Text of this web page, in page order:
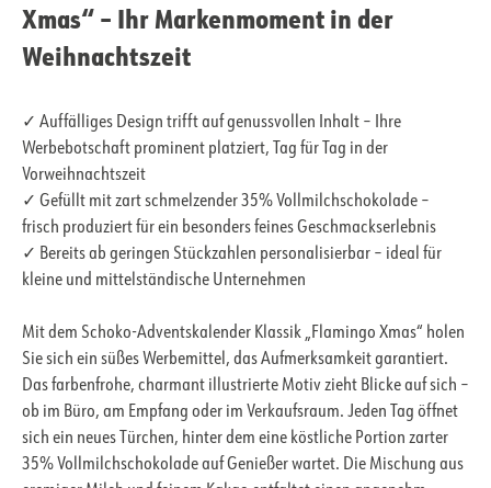
Xmas“ – Ihr Markenmoment in der
Weihnachtszeit
✓ Auffälliges Design trifft auf genussvollen Inhalt – Ihre
Werbebotschaft prominent platziert, Tag für Tag in der
Vorweihnachtszeit
✓ Gefüllt mit zart schmelzender 35% Vollmilchschokolade –
frisch produziert für ein besonders feines Geschmackserlebnis
✓ Bereits ab geringen Stückzahlen personalisierbar – ideal für
kleine und mittelständische Unternehmen
Mit dem Schoko-Adventskalender Klassik „Flamingo Xmas“ holen
Sie sich ein süßes Werbemittel, das Aufmerksamkeit garantiert.
Das farbenfrohe, charmant illustrierte Motiv zieht Blicke auf sich –
ob im Büro, am Empfang oder im Verkaufsraum. Jeden Tag öffnet
sich ein neues Türchen, hinter dem eine köstliche Portion zarter
35% Vollmilchschokolade auf Genießer wartet. Die Mischung aus